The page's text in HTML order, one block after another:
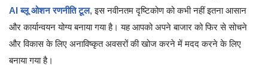
AI ब्लू ओशन रणनीति टूल, इस नवीनतम दृष्टिकोण को कभी नहीं इतना आसान
और कार्यान्वयन योग्य बनाया गया है। यह आपको अपने बाजार को फिर से सोचने
और विकास के लिए अनाविष्कृत अवसरों की खोज करने में मदद करने के लिए
बनाया गया है।